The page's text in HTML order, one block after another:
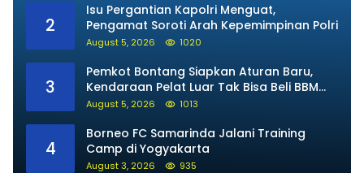
2
Isu Pergantian Kapolri Menguat,
Pengamat Soroti Arah Kepemimpinan Polri
August 5, 2026 1020
3
Pemkot Bontang Siapkan Aturan Baru,
Kendaraan Pelat Luar Tak Bisa Beli BBM
Subsidi
August 5, 2026 1013
4
Borneo FC Samarinda Jalani Training
Camp di Yogyakarta
August 3, 2026 935